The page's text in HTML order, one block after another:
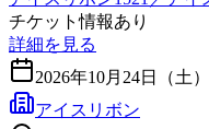
チケット情報あり
詳細を見る
2026年10月24日（土）
アイスリボン